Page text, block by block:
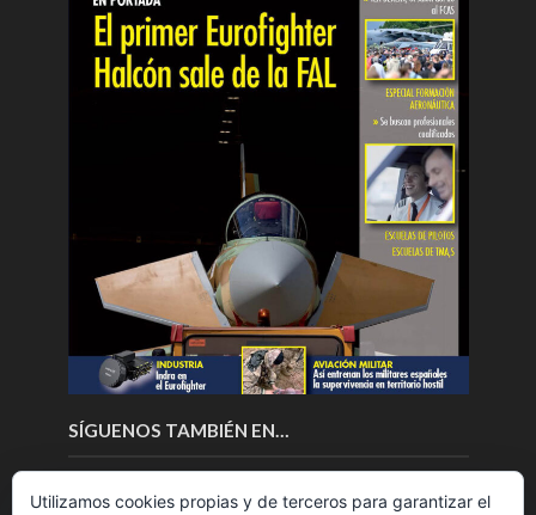
SÍGUENOS TAMBIÉN EN…
Utilizamos cookies propias y de terceros para garantizar el